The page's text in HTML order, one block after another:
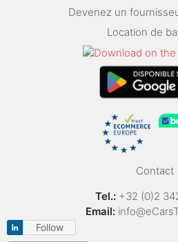
Devenez un
Location de
Contact
Tel.: +32 (0)2
Email:
Follow